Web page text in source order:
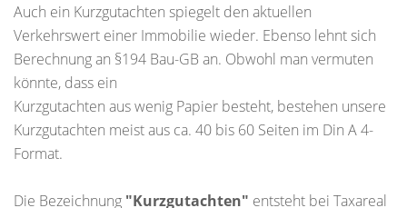
Auch ein Kurzgutachten spiegelt den aktuellen
Verkehrswert einer Immobilie wieder. Ebenso lehnt sich
Berechnung an §194 Bau-GB an. Obwohl man vermuten
könnte, dass ein
Kurzgutachten aus wenig Papier besteht, bestehen unsere
Kurzgutachten meist aus ca. 40 bis 60 Seiten im Din A 4-
Format.
Die Bezeichnung "Kurzgutachten" entsteht bei Taxareal